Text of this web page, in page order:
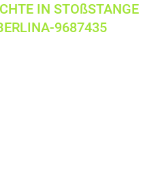
IN STOßSTANGE
9687435